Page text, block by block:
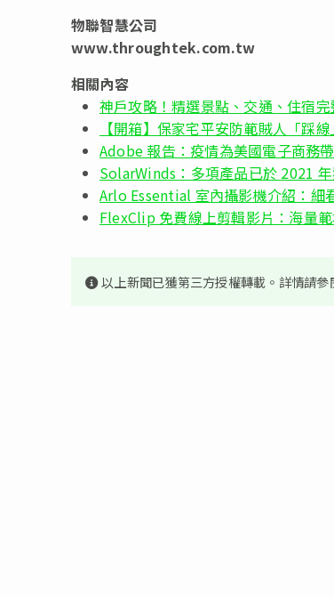
物聯智慧公司
www.throughtek.com.tw
相關內容
神戶攻略！精選景點、交通、住宿
【開箱】保家宅平安防範賊人「踩
Adobe 報告：疫情為美國電子商務
SolarWinds：多項產品已於 2021
Arlo Essential 室內攝影機介紹：細
FlexClip 免費線上剪輯影片：海量
以上新聞已獲第三方授權轉載。詳情請參